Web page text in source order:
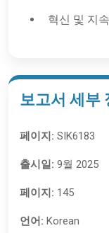
혁신 및 지
보고서 세부
페이지: SIK6183
출시일: 9월 2025
페이지: 145
언어: Korean